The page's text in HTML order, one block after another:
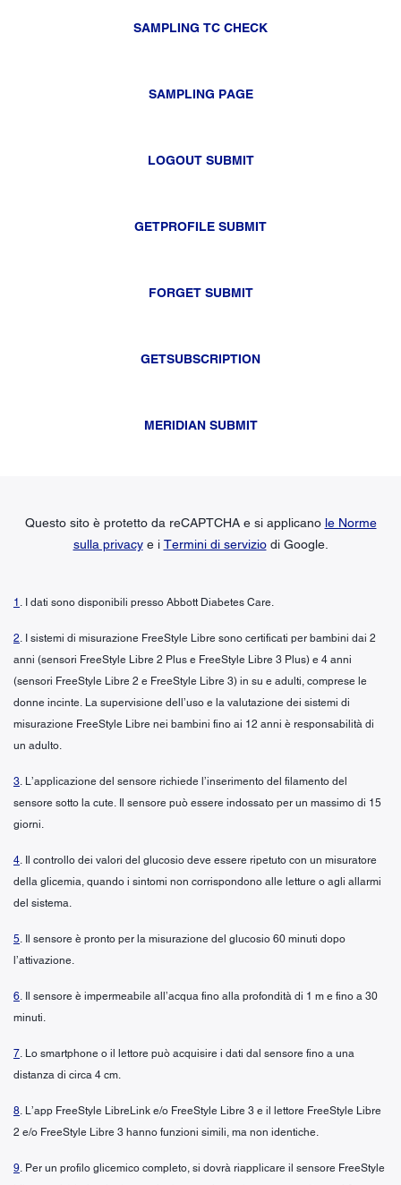
SAMPLING TC CHECK
SAMPLING PAGE
LOGOUT SUBMIT
GETPROFILE SUBMIT
FORGET SUBMIT
GETSUBSCRIPTION
MERIDIAN SUBMIT
Questo sito è protetto da reCAPTCHA e si applicano le Norme
sulla privacye i Termini di serviziodi Google.
1 . I dati sono disponibili presso Abbott Diabetes Care.
2. I sistemi di misurazione FreeStyle Libre sono certificati per bambini dai 2
anni (sensori FreeStyle Libre 2 Plus e FreeStyle Libre 3 Plus) e 4 anni
(sensori FreeStyle Libre 2 e FreeStyle Libre 3) in su e adulti, comprese le
donne incinte. La supervisione dell’uso e la valutazione dei sistemi di
misurazione FreeStyle Libre nei bambini fino ai 12 anni è responsabilità di
un adulto.
3. L’applicazione del sensore richiede l’inserimento del filamento del
sensore sotto la cute. Il sensore può essere indossato per un massimo di 15
giorni.
4. Il controllo dei valori del glucosio deve essere ripetuto con un misuratore
della glicemia, quando i sintomi non corrispondono alle letture o agli allarmi
del sistema.
5. Il sensore è pronto per la misurazione del glucosio 60 minuti dopo
l’attivazione.
6. Il sensore è impermeabile all’acqua fino alla profondità di 1 m e fino a 30
minuti.
7. Lo smartphone o il lettore può acquisire i dati dal sensore fino a una
distanza di circa 4 cm.
8. L’app FreeStyle LibreLink e/o FreeStyle Libre 3 e il lettore FreeStyle Libre
2 e/o FreeStyle Libre 3 hanno funzioni simili, ma non identiche.
9. Per un profilo glicemico completo, si dovrà riapplicare il sensore FreeStyle